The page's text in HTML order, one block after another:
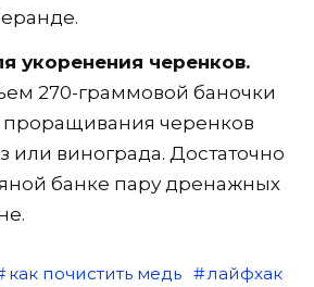
укоренения черенков.
270-граммовой баночки
черенков
или винограда. Достаточно
банке пару дренажных
как почистить медь
лайфхак